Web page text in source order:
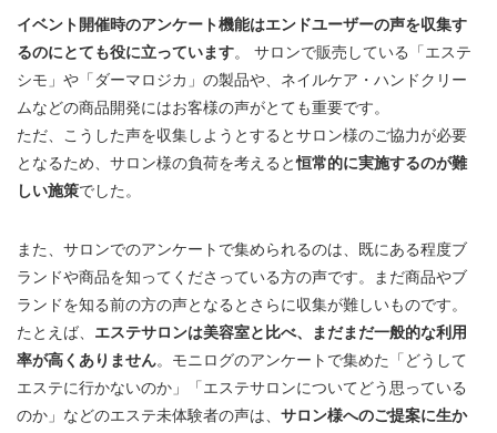
イベント開催時のアンケート機能はエンドユーザーの声を収集す
るのにとても役に立っています。 サロンで販売している「エステ
シモ」や「ダーマロジカ」の製品や、ネイルケア・ハンドクリー
ムなどの商品開発にはお客様の声がとても重要です。
ただ、こうした声を収集しようとするとサロン様のご協力が必要
となるため、サロン様の負荷を考えると恒常的に実施するのが難
しい施策でした。
また、サロンでのアンケートで集められるのは、既にある程度ブ
ランドや商品を知ってくださっている方の声です。まだ商品やブ
ランドを知る前の方の声となるとさらに収集が難しいものです。
たとえば、 エステサロンは美容室と比べ、まだまだ一般的な利用
率が高くありません。モニログのアンケートで集めた「どうして
エステに行かないのか」「エステサロンについてどう思っている
のか」などのエステ未体験者の声は、 サロン様へのご提案に生か